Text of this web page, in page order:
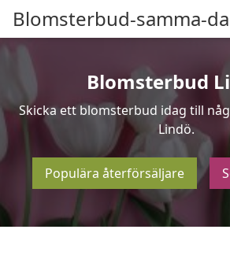
Blomsterbud-samma-
Blomsterbud
Skicka ett blomsterbud idag till
Lindö.
Populära återförsäljare